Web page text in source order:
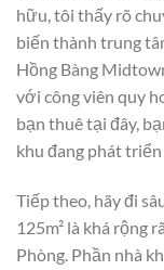
hữu, tôi thấy rõ
biến thành trung
Hồng Bàng
với công viên quy
bạn thuê tại đây,
khu đang phát
Tiếp theo, hãy đi
125m² là khá rộng
Phòng. Phần nhà